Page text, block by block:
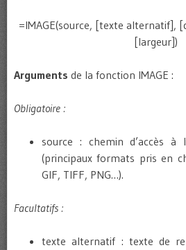
=IMAGE(source, [texte alternatif],
[largeur])
Arguments de la fonction IMAGE :
Obligatoire :
source : chemin d’accès à
(principaux formats pris en
GIF, TIFF, PNG…).
Facultatifs :
texte alternatif : texte de